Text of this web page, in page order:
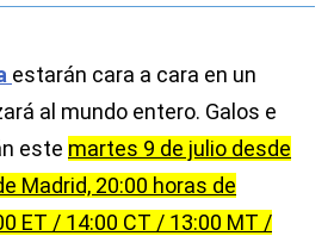
estarán cara a cara en un
al mundo entero. Galos e
este martes 9 de julio desde
Madrid, 20:00 horas de
ET / 14:00 CT / 13:00 MT /